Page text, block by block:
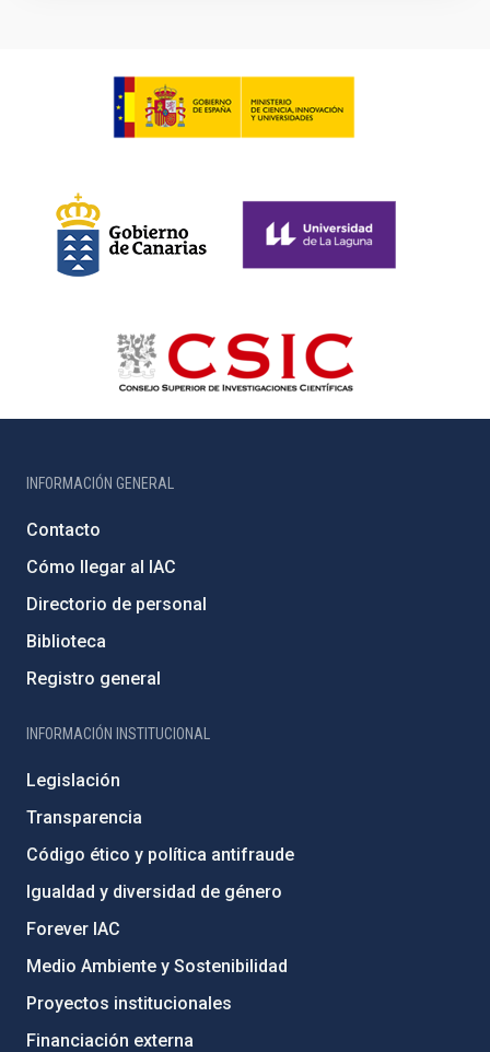
INFORMACIÓN GENERAL
Contacto
Cómo llegar al IAC
Directorio de personal
Biblioteca
Registro general
INFORMACIÓN INSTITUCIONAL
Legislación
Transparencia
Código ético y política antifraude
Igualdad y diversidad de género
Forever IAC
Medio Ambiente y Sostenibilidad
Proyectos institucionales
Financiación externa